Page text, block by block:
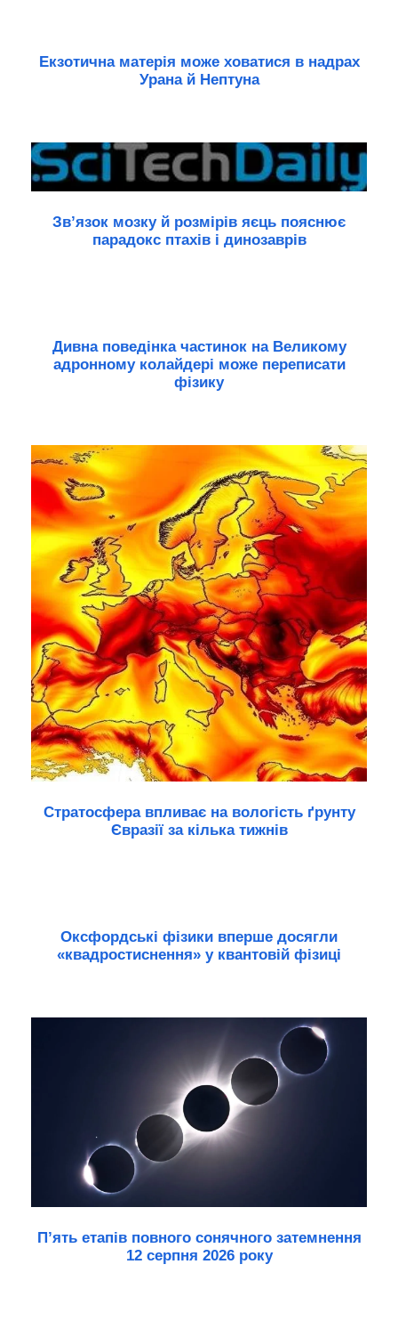
Екзотична матерія може ховатися в надрах
Урана й Нептуна
Зв’язок мозку й розмірів яєць пояснює
парадокс птахів і динозаврів
Дивна поведінка частинок на Великому
адронному колайдері може переписати
фізику
Стратосфера впливає на вологість ґрунту
Євразії за кілька тижнів
Оксфордські фізики вперше досягли
«квадростиснення» у квантовій фізиці
П’ять етапів повного сонячного затемнення
12 серпня 2026 року